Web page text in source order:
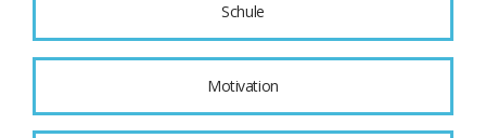
Schule
Motivation